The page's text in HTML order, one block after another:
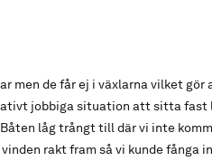
men de får ej i växlarna vilket
jobbiga situation att sitta fast
låg trångt till där vi inte
rakt fram så vi kunde fånga